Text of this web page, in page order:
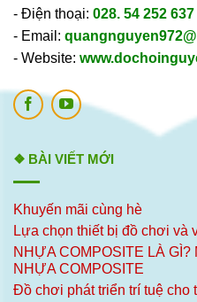
- Điện thoại: 028. 54 252 637
- Email:
- Website:
❖ BÀI VIẾT MỚI
Khuyến mãi cùng hè
Lựa chọn thiết bị đồ chơi và
NHỰA COMPOSITE LÀ
NHỰA COMPOSITE
Đồ chơi phát triển trí tuệ cho